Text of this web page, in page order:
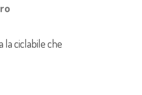
la ciclabile che